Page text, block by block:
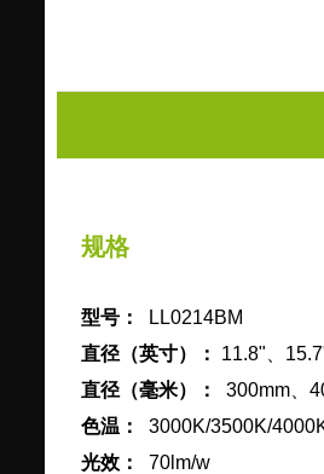
规格
型号：
LL0214BM
直径（英寸）： 11.8"、
直径（毫米）： 300mm、
色温： 3000K/3500K/
光效： 70lm/w